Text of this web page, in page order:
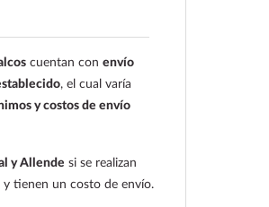
cuentan con envío
, el cual varía
y costos de envío
y Allende si se realizan
y tienen un costo de envío.